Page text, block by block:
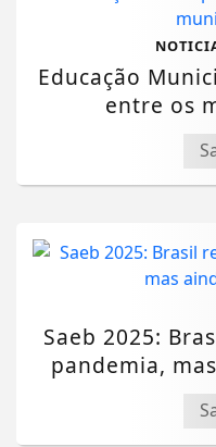
Educação
entre os
Saeb 2025:
pandemia,